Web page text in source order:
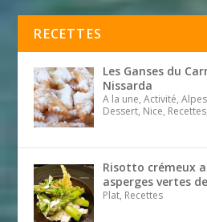
RECETTES
Les Ganses du
Nissarda
A la une, Activité,
Dessert, Nice,
Risotto crémeux
asperges vertes
Plat, Recettes